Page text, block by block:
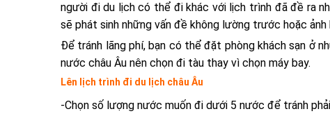
người đi du lịch có thể đi khác với lịch trình đã đề ra
sẽ phát sinh những vấn đề không lường trước hoặc
Để tránh lãng phí, bạn có thể đặt phòng khách sạn ở
nước châu Âu nên chọn đi tàu thay vì chọn máy bay.
Lên lịch trình đi du lịch châu Âu
-Chọn số lượng nước muốn đi dưới 5 nước để tránh